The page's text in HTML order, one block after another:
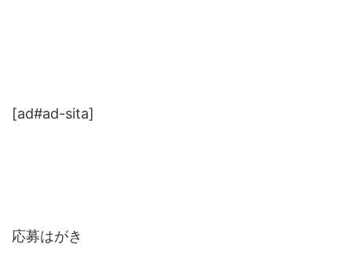
[ad#ad-sita]
応募はがき